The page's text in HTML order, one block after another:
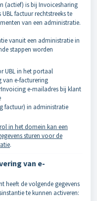
(actief) is bij Invoicesharing
factuur rechtstreeks te
van een administratie.
vanuit een administratie in
stappen worden
UBL in het portaal
van e-facturering
e-mailadres bij klant
factuur) in administratie
in het domein kan een
sturen voor de
.
van e-
heeft de volgende gegevens
te kunnen activeren: